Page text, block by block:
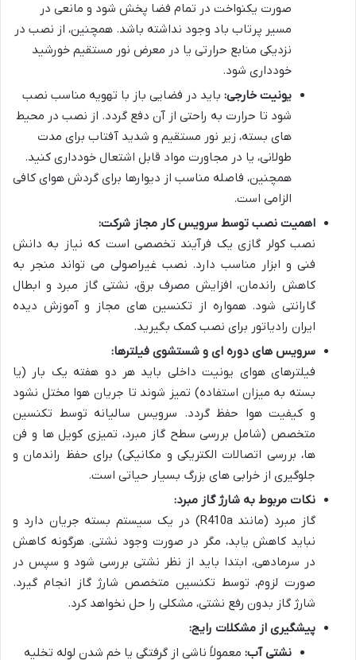
صورت یکنواخت در تمام فضا پخش شود و مانعی در
مسیر پرتاب باد وجود نداشته باشد. همچنین، از نصب در
نزدیکی منابع حرارتی یا در معرض نور مستقیم خورشید
خودداری شود.
یونیت خارجی: باید در فضایی باز با تهویه مناسب نصب
شود تا حرارت به راحتی از آن دفع گردد. از نصب در محیط
های بسته، زیر نور مستقیم و شدید آفتاب برای مدت
طولانی، یا در مجاورت مواد قابل اشتعال خودداری کنید.
همچنین، فاصله مناسب از دیوارها برای گردش هوای کافی
الزامی است.
اهمیت نصب توسط سرویس کار مجاز شرکت:
نصب کولر گازی یک فرآیند تخصصی است که نیاز به دانش
فنی و ابزار مناسب دارد. نصب غیراصولی می تواند منجر به
کاهش راندمان، افزایش مصرف برق، نشتی گاز مبرد و ابطال
گارانتی شود. همواره از تکنسین های مجاز و آموزش دیده
ایران رادیاتور برای نصب کمک بگیرید.
سرویس های دوره ای و شستشوی فیلترها:
فیلترهای هوای یونیت داخلی باید هر دو هفته یک بار (یا
بسته به میزان استفاده) تمیز شوند تا جریان هوا مختل نشود
و کیفیت هوا حفظ گردد. سرویس سالیانه توسط تکنسین
متخصص (شامل بررسی سطح گاز مبرد، تمیزی کویل ها و فن
ها، بررسی اتصالات الکتریکی و مکانیکی) برای حفظ راندمان و
جلوگیری از خرابی های بزرگ بسیار حیاتی است.
نکات مربوط به شارژ گاز مبرد:
گاز مبرد (مانند R410a) در یک سیستم بسته جریان دارد و
نباید کاهش یابد، مگر در صورت وجود نشتی. هرگونه کاهش
در سرمادهی، ابتدا باید از نظر نشتی بررسی شود و سپس در
صورت لزوم، توسط تکنسین متخصص شارژ گاز انجام گیرد.
شارژ گاز بدون رفع نشتی، مشکلی را حل نخواهد کرد.
پیشگیری از مشکلات رایج:
نشتی آب: معمولاً ناشی از گرفتگی یا خم شدن لوله تخلیه